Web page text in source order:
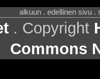
alkuun . edellinen sivu .
. Copyright
Commons